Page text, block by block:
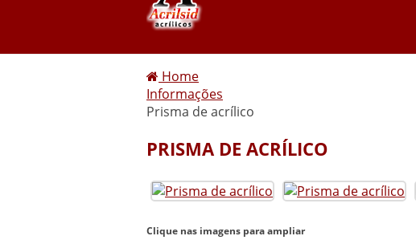
Home
Informações
Prisma de acrílico
PRISMA DE ACRÍLICO
Clique nas imagens para ampliar